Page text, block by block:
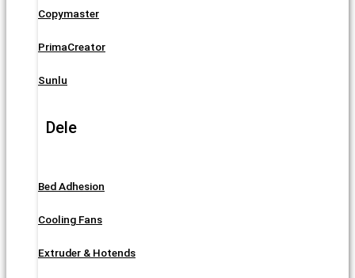
Copymaster
PrimaCreator
Sunlu
Dele
Bed Adhesion
Cooling Fans
Extruder & Hotends